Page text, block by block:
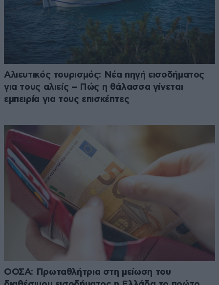
Αλιευτικός τουρισμός: Νέα πηγή εισοδήματος
για τους αλιείς – Πώς η θάλασσα γίνεται
εμπειρία για τους επισκέπτες
ΟΟΣΑ: Πρωταθλήτρια στη μείωση του